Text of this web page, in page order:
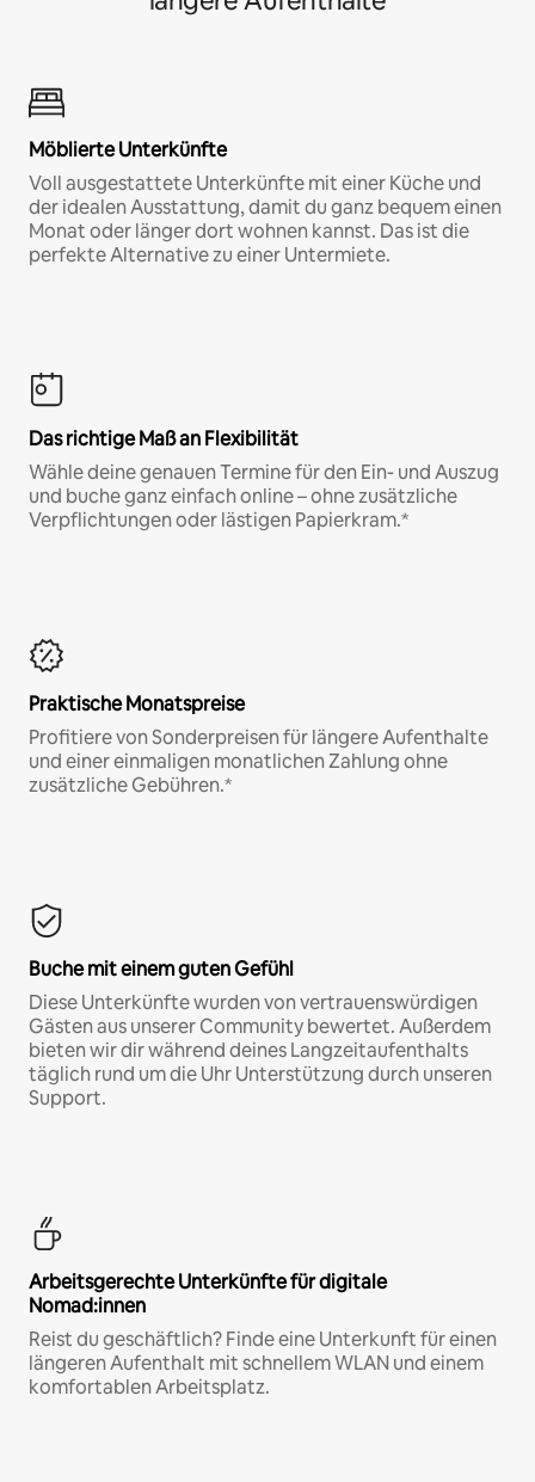
Möblierte Unterkünfte
Voll ausgestattete Unterkünfte mit einer Küche und
der idealen Ausstattung, damit du ganz bequem einen
Monat oder länger dort wohnen kannst. Das ist die
perfekte Alternative zu einer Untermiete.
Das richtige Maß an Flexibilität
Wähle deine genauen Termine für den Ein- und Auszug
und buche ganz einfach online – ohne zusätzliche
Verpflichtungen oder lästigen Papierkram.*
Praktische Monatspreise
Profitiere von Sonderpreisen für längere Aufenthalte
und einer einmaligen monatlichen Zahlung ohne
zusätzliche Gebühren.*
Buche mit einem guten Gefühl
Diese Unterkünfte wurden von vertrauenswürdigen
Gästen aus unserer Community bewertet. Außerdem
bieten wir dir während deines Langzeitaufenthalts
täglich rund um die Uhr Unterstützung durch unseren
Support.
Arbeitsgerechte Unterkünfte für digitale
Nomad:innen
Reist du geschäftlich? Finde eine Unterkunft für einen
längeren Aufenthalt mit schnellem WLAN und einem
komfortablen Arbeitsplatz.